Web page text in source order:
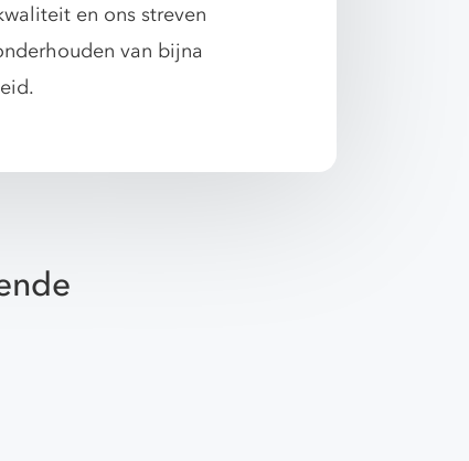
en ons streven
van bijna